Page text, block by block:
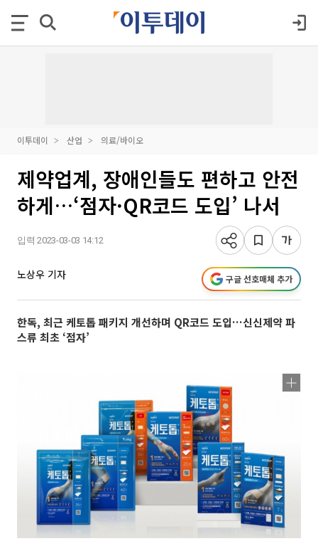
이투데이 산업 의료/바이오
제약업계, 장애인들도 편하고 안전
하게…‘점자·QR코드 도입’ 나서
입력 2023-03-03 14:12
노상우 기자 구글 선호매체 추가
한독, 최근 케토톱 패키지 개선하며 QR코드 도입…신신제약 파
스류 최초 ‘점자’